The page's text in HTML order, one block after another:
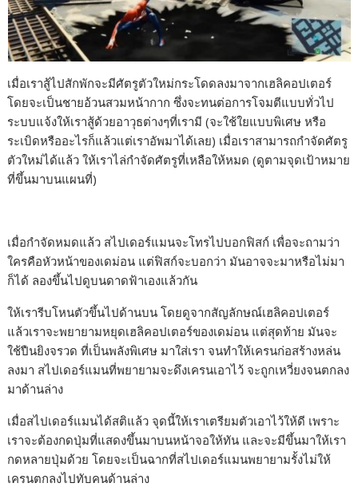
เมื่อเราสู้ไปสักพักจะมีศัตรูตัวใหม่กระโดดลงมาจากเฮลิคอปเตอร์
โดยจะเป็นชายอ้วนสวมหน้ากาก ซึ่งจะทนต่อการโจมตีแบบทั่วไป
ระบบแจ้งให้เราสู้ด้วยอาวุธต่างๆที่เรามี (จะใช้ใยแบบพิเศษ หรือ
ระเบิดหรืออะไรก็แล้วแต่เราอัพมาได้เลย) เมื่อเราสามารถกำจัดศัตรู
ตัวใหม่ได้แล้ว ให้เราไล่กำจัดศัตรูที่เหลือให้หมด (ดูตามจุดเป้าหมาย
ที่ขึ้นมาบนแผนที่)
เมื่อกำจัดหมดแล้ว สไปเดอร์แมนจะโทรไปบอกฟิสก์ เพื่อจะถามว่า
ใครคือหัวหน้าของเดม่อน แต่ฟิสก์จะบอกว่า มันอาจจะมาหรือไม่มา
ก็ได้ ลองขึ้นไปดูบนดาดฟ้าเองแล้วกัน
ให้เรารีบโหนตัวขึ้นไปด้านบน โดยดูจากสัญลักษณ์เฮลิคอปเตอร์
แล้วเราจะพยายามหยุดเฮลิคอปเตอร์ของเดม่อน แต่สุดท้าย มันจะ
ใช้ปืนยิงจรวด ที่เป็นพลังพิเศษ มาใส่เรา จนทำให้เครนก่อสร้างหล่น
ลงมา สไปเดอร์แมนที่พยายามจะดึงเครนเอาไว้ จะถูกเหวี่ยงจนตกลง
มาด้านล่าง
เมื่อสไปเดอร์แมนได้สติแล้ว จุดนี้ให้เราเตรียมตัวเอาไว้ให้ดี เพราะ
เราจะต้องกดปุ่มที่แสดงขึ้นมาบนหน้าจอให้ทัน และจะมีขึ้นมาให้เรา
กดหลายปุ่มด้วย โดยจะเป็นฉากที่สไปเดอร์แมนพยายามรั้งไม่ให้
เครนตกลงไปทับคนด้านล่าง